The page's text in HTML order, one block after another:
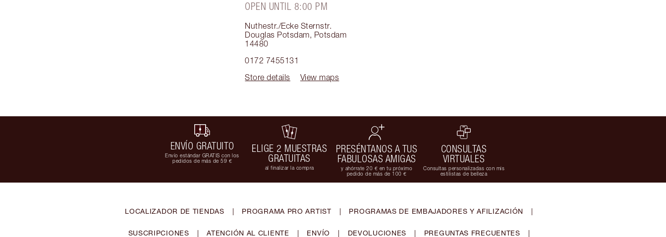
OPEN UNTIL 8:00 PM
Nuthestr./Ecke Sternstr.
Douglas Potsdam, Potsdam
14480
0172 7455131
Store details
View maps
ENVÍO GRATUITO
Envío estándar GRATIS con los
pedidos de más de 59 €
ELIGE 2 MUESTRAS
GRATUITAS
al finalizar la compra
PRESÉNTANOS A TUS
FABULOSAS AMIGAS
y ahórrate 20 € en tu próximo
pedido de más de 100 €
CONSULTAS
VIRTUALES
Consultas personalizadas con mis
estilistas de belleza
LOCALIZADOR DE TIENDAS | PROGRAMA PRO ARTIST | PROGRAMAS DE EMBAJADORES Y AFILIZACIÓN |
SUSCRIPCIONES | ATENCIÓN AL CLIENTE | ENVÍO | DEVOLUCIONES | PREGUNTAS FRECUENTES |